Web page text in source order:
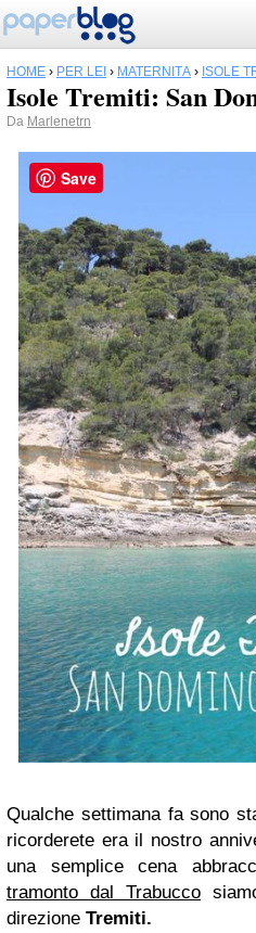
HOME › PER LEI › MATERNITÀ › ISOLE
Isole Tremiti: San
Da Marlenetrn
Qualche settimana fa sono
ricorderete era il nostro
una semplice cena
tramonto dal Trabucco
direzione Tremiti.
Save